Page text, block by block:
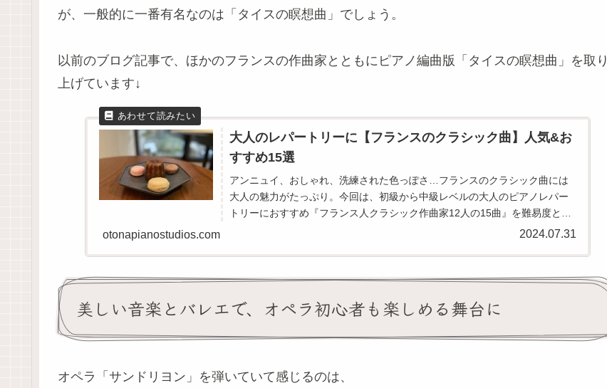
が、一般的に一番有名なのは「タイスの瞑想曲」でしょう。
以前のブログ記事で、ほかのフランスの作曲家とともにピアノ編曲版「タイスの瞑想曲」を取り
上げています↓
大人のレパートリーに【フランスのクラシック曲】人気&お
すすめ15選
アンニュイ、おしゃれ、洗練された色っぽさ…フランスのクラシック曲には
大人の魅力がたっぷり。今回は、初級から中級レベルの大人のピアノレパー
トリーにおすすめ『フランス人クラシック作曲家12人の15曲』を難易度と合
otonapianostudios.com 2024.07.31
美しい音楽とバレエで、オペラ初心者も楽しめる舞台に
オペラ「サンドリヨン」を弾いていて感じるのは、